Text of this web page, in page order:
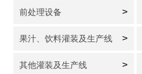
前处理设备 >
果汁、饮料灌装及生产线 >
其他灌装及生产线 >